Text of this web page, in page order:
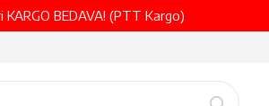
KARGO BEDAVA! (PTT Kargo)